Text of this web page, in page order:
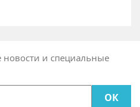
и специальные